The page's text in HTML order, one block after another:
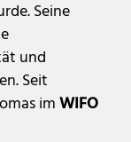
Seine
und
Seit
imWIFO